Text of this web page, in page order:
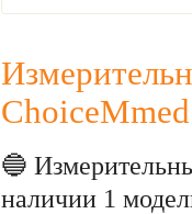
🔵
наличии 1